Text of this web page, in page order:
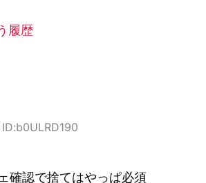
履歴
確認で捨てはやっぱ必須